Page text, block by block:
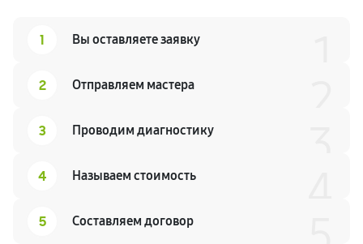
1 Вы оставляете заявку
2 Отправляем мастера
3 Проводим диагностику
4 Называем стоимость
5 Составляем договор